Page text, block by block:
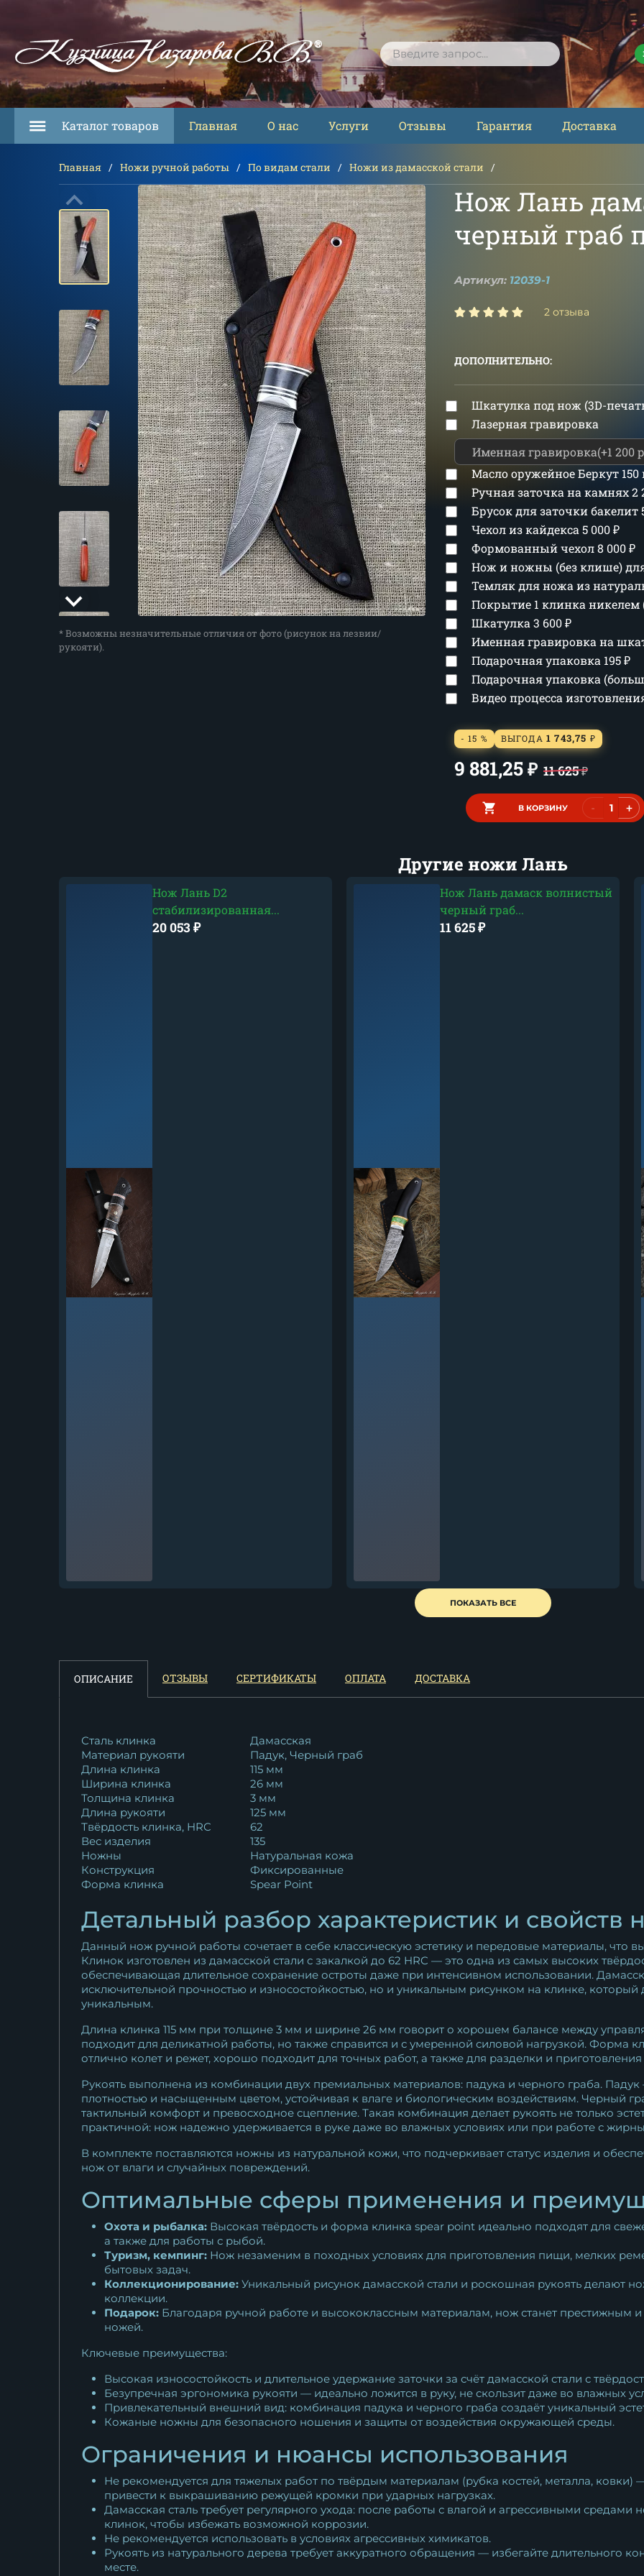
ПОИСК
Каталог товаров Главная О нас Услуги Отзывы Гарантия Доставка
Главная Ножи ручной работы По видам стали Ножи из дамасской стали
* Возможны незначительные отличия от фото (рисунок на лезвии/
рукояти).
Нож Лань
черный граб
Артикул: 12039-1
2 отзыва
ДОПОЛНИТЕЛЬНО:
Шкатулка под нож (3D-
Лазерная гравировка
Масло оружейное Беркут 150
Ручная заточка на камнях2
Брусок для заточки бакелит
Чехол из кайдекса 5 000₽
Формованный чехол8 000₽
Нож и ножны (без клише)
Темляк для ножа из
Покрытие 1 клинка никелем
Шкатулка 3 600₽
Именная гравировка на
Подарочная упаковка 195₽
Подарочная упаковка
Видео процесса
- 15 % ВЫГОДА 1 743,75 ₽
9 881,25₽ 11 625₽
В КОРЗИНУ - +
Другие ножи Лань
Нож Лань D2
стабилизированная...
20 053 ₽
Нож Лань дамаск волнистый
черный граб...
11 625₽
Нож Лань дамаск береста
11 625₽
Нож "Лань" сталь х12мф...
ПОКАЗАТЬ ВСЕ
ОПИСАНИЕ ОТЗЫВЫ СЕРТИФИКАТЫ ОПЛАТА ДОСТАВКА
Сталь клинка
Дамасская
Материал рукояти
Падук, Черный граб
Длина клинка
115 мм
Ширина клинка
26 мм
Толщина клинка
3 мм
Длина рукояти
125 мм
Твёрдость клинка, HRC
62
Вес изделия
135
Ножны
Натуральная кожа
Конструкция
Фиксированные
Форма клинка
Spear Point
Детальный разбор характеристик и свойств
Данный нож ручной работы сочетает в себе классическую эстетику и передовые материалы, что
Клинок изготовлен из дамасской стали с закалкой до 62 HRC — это одна из самых высоких
обеспечивающая длительное сохранение остроты даже при интенсивном использовании.
исключительной прочностью и износостойкостью, но и уникальным рисунком на клинке,
уникальным.
Длина клинка 115 мм при толщине 3 мм и ширине 26 мм говорит о хорошем балансе между
подходит для деликатной работы, но также справится и с умеренной силовой нагрузкой. Форма
отлично колет и режет, хорошо подходит для точных работ, а также для разделки и
Рукоять выполнена из комбинации двух премиальных материалов: падука и черного граба.
плотностью и насыщенным цветом, устойчивая к влаге и биологическим воздействиям. Черный
тактильный комфорт и превосходное сцепление. Такая комбинация делает рукоять не только
практичной: нож надежно удерживается в руке даже во влажных условиях или при работе с
В комплекте поставляются ножны из натуральной кожи, что подчеркивает статус изделия и
нож от влаги и случайных повреждений.
Оптимальные сферы применения и
Охота и рыбалка: Высокая твёрдость и форма клинка spear point идеально подходят для
а также для работы с рыбой.
Туризм, кемпинг: Нож незаменим в походных условиях для приготовления пищи, мелких
бытовых задач.
Коллекционирование: Уникальный рисунок дамасской стали и роскошная рукоять делают
коллекции.
Подарок: Благодаря ручной работе и высококлассным материалам, нож станет
ножей.
Ключевые преимущества:
Высокая износостойкость и длительное удержание заточки за счёт дамасской стали с
Безупречная эргономика рукояти — идеально ложится в руку, не скользит даже во влажных
Привлекательный внешний вид: комбинация падука и черного граба создаёт уникальный
Кожаные ножны для безопасного ношения и защиты от воздействия окружающей среды.
Ограничения и нюансы использования
Не рекомендуется для тяжелых работ по твёрдым материалам (рубка костей, металла, ковки)
привести к выкрашиванию режущей кромки при ударных нагрузках.
Дамасская сталь требует регулярного ухода: после работы с влагой и агрессивными
клинок, чтобы избежать возможной коррозии.
Не рекомендуется использовать в условиях агрессивных химикатов.
Рукоять из натурального дерева требует аккуратного обращения — избегайте длительного
месте.